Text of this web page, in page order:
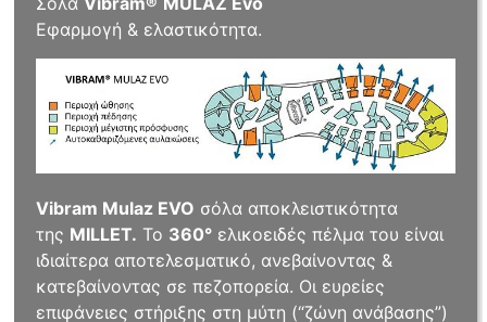
Εφαρμογή & ελαστικότητα.
Vibram Mulaz EVO σόλα αποκλειστικότητα
της MILLET. Το 360° ελικοειδές πέλμα του είναι
ιδιαίτερα αποτελεσματικό, ανεβαίνοντας &
κατεβαίνοντας σε πεζοπορεία. Οι ευρείες
επιφάνειες στήριξης στη μύτη (“ζώνη ανάβασης”)